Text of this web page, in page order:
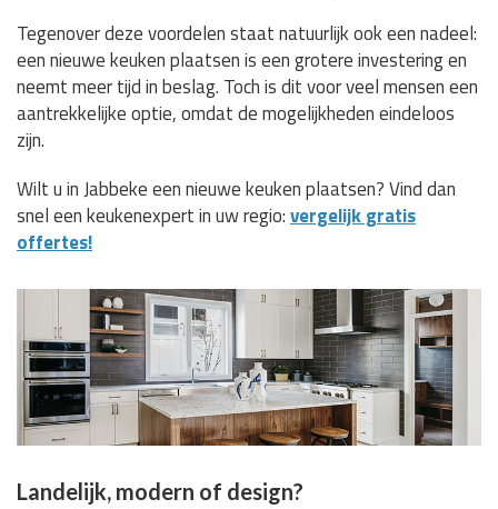
Tegenover deze voordelen staat natuurlijk ook een nadeel:
een nieuwe keuken plaatsen is een grotere investering en
neemt meer tijd in beslag. Toch is dit voor veel mensen een
aantrekkelijke optie, omdat de mogelijkheden eindeloos
zijn.
Wilt u in Jabbeke een nieuwe keuken plaatsen? Vind dan
snel een keukenexpert in uw regio:vergelijk gratis
offertes!
Landelijk, modern of design?